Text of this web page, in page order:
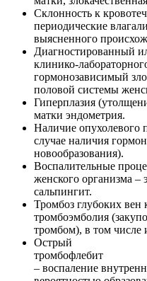
Склонность к
периодические
выясненного
Диагностированный
клинико-
гормонозависимый
половой системы
Гиперплазия
матки эндометрия.
Наличие опухолевого
случае наличия
новообразования).
Воспалительные
женского организма –
сальпингит.
Тромбоз глубоких вен
тромбоэмболия
тромбом), в том числе
Острый
тромбофлебит
– воспаление